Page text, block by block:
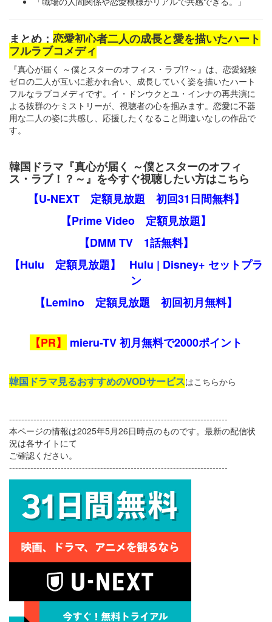
まとめ： 恋愛初心者二人の成長と愛を描いたハート
フルラブコメディ
『真心が届く ～僕とスターのオフィス・ラブ!?～』は、恋愛経験
ゼロの二人が互いに惹かれ合い、成長していく姿を描いたハート
フルなラブコメディです。イ・ドンウクとユ・インナの再共演に
よる抜群のケミストリーが、視聴者の心を掴みます。恋愛に不器
用な二人の姿に共感し、応援したくなること間違いなしの作品で
す。
韓国ドラマ『真心が届く ～僕とスターのオフィ
ス・ラブ！？～』を今すぐ視聴したい方はこちら
【U-NEXT 定額見放題 初回31日間無料】
【Prime Video 定額見放題】
【DMM TV 1話無料】
【Hulu 定額見放題】
Hulu | Disney+ セットプラ
ン
【Lemino 定額見放題 初回初月無料】
【PR】 mieru-TV 初月無料で2000ポイント
韓国ドラマ見るおすすめのVODサービスはこちらから
------------------------------------------------------------------------
本ページの情報は2025年5月26日時点のものです。最新の配信状
況は各サイトにて
ご確認ください。
------------------------------------------------------------------------